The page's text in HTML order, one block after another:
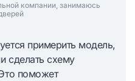
компании, занимаюсь
примерить модель,
сделать схему
поможет